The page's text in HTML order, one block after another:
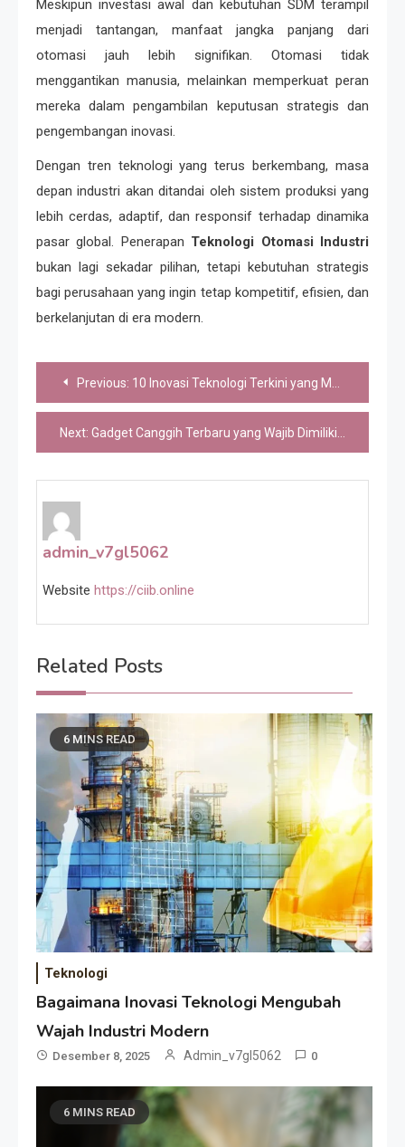
Meskipun investasi awal dan kebutuhan SDM terampil
menjadi tantangan, manfaat jangka panjang dari
otomasi jauh lebih signifikan. Otomasi tidak
menggantikan manusia, melainkan memperkuat peran
mereka dalam pengambilan keputusan strategis dan
pengembangan inovasi.
Dengan tren teknologi yang terus berkembang, masa
depan industri akan ditandai oleh sistem produksi yang
lebih cerdas, adaptif, dan responsif terhadap dinamika
pasar global. Penerapan Teknologi Otomasi Industri
bukan lagi sekadar pilihan, tetapi kebutuhan strategis
bagi perusahaan yang ingin tetap kompetitif, efisien, dan
berkelanjutan di era modern.
Navigasi
pos
Previous: 10 Inovasi Teknologi Terkini yang Mengubah Dunia
Next: Gadget Canggih Terbaru yang Wajib Dimiliki Pecinta Teknologi
admin_v7gl5062
Website https://ciib.online
Related Posts
6 MINS READ
Teknologi
Bagaimana Inovasi Teknologi Mengubah
Wajah Industri Modern
Desember 8, 2025 Admin_v7gl5062 0
6 MINS READ